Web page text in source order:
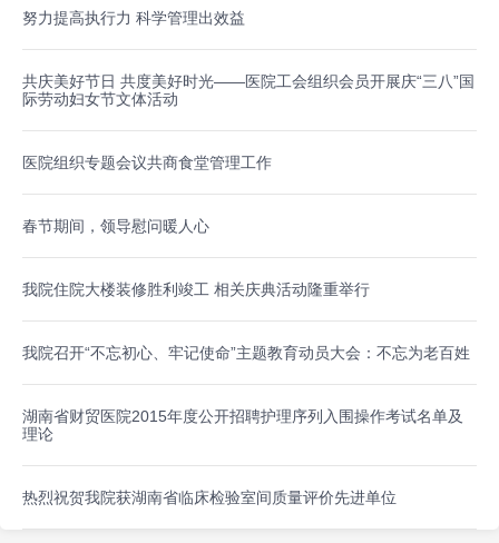
努力提高执行力 科学管理出效益
共庆美好节日 共度美好时光——医院工会组织会员开展庆“三八”国
际劳动妇女节文体活动
医院组织专题会议共商食堂管理工作
春节期间，领导慰问暖人心
我院住院大楼装修胜利竣工 相关庆典活动隆重举行
我院召开“不忘初心、牢记使命”主题教育动员大会：不忘为老百姓
湖南省财贸医院2015年度公开招聘护理序列入围操作考试名单及
理论
热烈祝贺我院获湖南省临床检验室间质量评价先进单位